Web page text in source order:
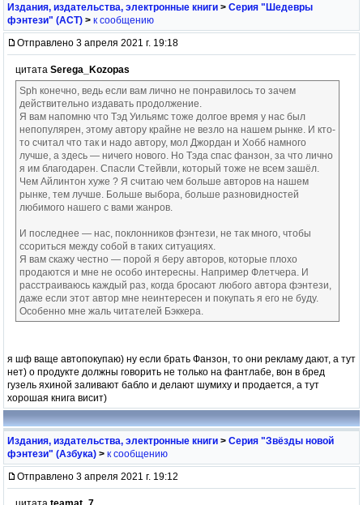
Издания, издательства, электронные книги > Серия "Шедевры
фэнтези" (АСТ) > к сообщению
Отправлено 3 апреля 2021 г. 19:18
цитата Serega_Kozopas
Sph конечно, ведь если вам лично не понравилось то зачем
действительно издавать продолжение.
Я вам напомню что Тэд Уильямс тоже долгое время у нас был
непопулярен, этому автору крайне не везло на нашем рынке. И кто-
то считал что так и надо автору, мол Джордан и Хобб намного
лучше, а здесь — ничего нового. Но Тэда спас фанзон, за что лично
я им благодарен. Спасли Стейвли, который тоже не всем зашёл.
Чем Айлинтон хуже ? Я считаю чем больше авторов на нашем
рынке, тем лучше. Больше выбора, больше разновидностей
любимого нашего с вами жанров.
И последнее — нас, поклонников фэнтези, не так много, чтобы
ссориться между собой в таких ситуациях.
Я вам скажу честно — порой я беру авторов, которые плохо
продаются и мне не особо интересны. Например Флетчера. И
расстраиваюсь каждый раз, когда бросают любого автора фэнтези,
даже если этот автор мне неинтересен и покупать я его не буду.
Особенно мне жаль читателей Бэккера.
я шф ваще автопокупаю) ну если брать Фанзон, то они рекламу дают, а тут
нет) о продукте должны говорить не только на фантлабе, вон в бред
гузель яхиной заливают бабло и делают шумиху и продается, а тут
хорошая книга висит)
Издания, издательства, электронные книги > Серия "Звёзды новой
фэнтези" (Азбука) > к сообщению
Отправлено 3 апреля 2021 г. 19:12